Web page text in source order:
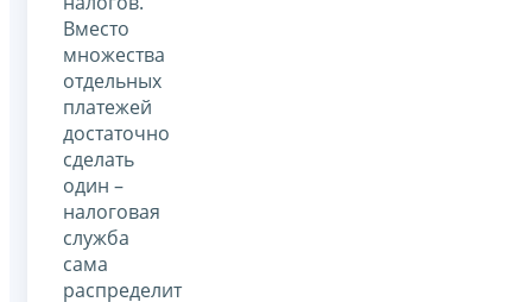
Вместо
множества
отдельных
платежей
достаточно
сделать
один –
налоговая
служба
сама
распределит